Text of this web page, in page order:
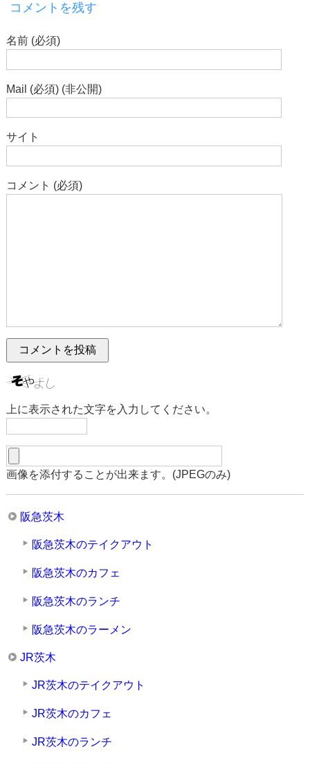
コメントを残す
名前 (必須)
Mail (必須) (非公開)
サイト
コメント (必須)
上に表示された文字を入力してください。
画像を添付することが出来ます。(JPEGのみ)
阪急茨木
阪急茨木のテイクアウト
阪急茨木のカフェ
阪急茨木のランチ
阪急茨木のラーメン
JR茨木
JR茨木のテイクアウト
JR茨木のカフェ
JR茨木のランチ